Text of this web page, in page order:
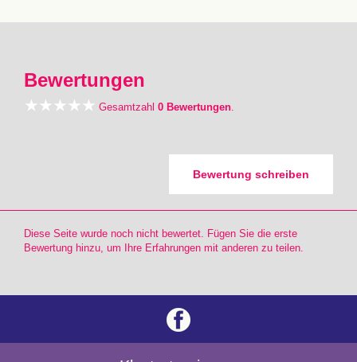
Bewertungen
Gesamtzahl 0 Bewertungen.
Bewertung schreiben
Diese Seite wurde noch nicht bewertet. Fügen Sie die erste
Bewertung hinzu, um Ihre Erfahrungen mit anderen zu teilen.